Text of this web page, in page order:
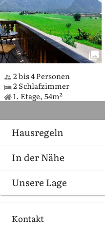
2 bis 4 Personen
2 Schlafzimmer
1. Etage, 54m²
Hausregeln
In der Nähe
Unsere Lage
Kontakt